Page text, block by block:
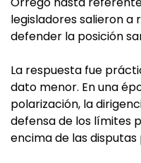
legisladores salieron a
defender la posición
La respuesta fue
dato menor. En una
polarización, la
defensa de los límites
encima de las disputas